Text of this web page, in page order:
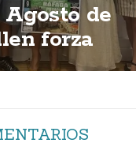
Agosto de
forza